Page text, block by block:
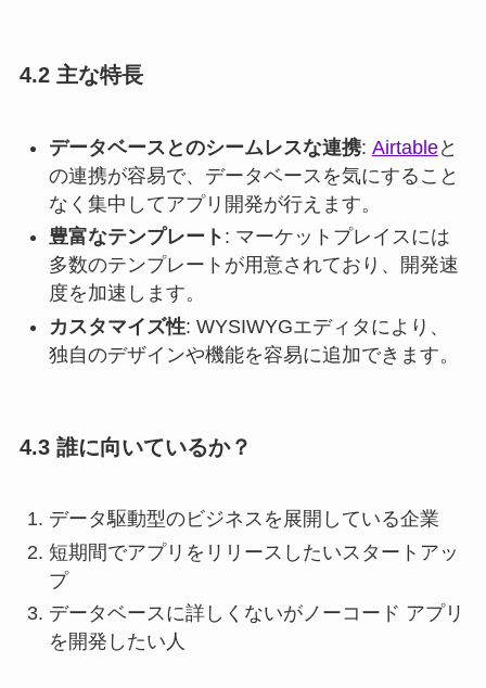
4.2 主な特長
データベースとのシームレスな連携: Airtableと
の連携が容易で、データベースを気にすること
なく集中してアプリ開発が行えます。
豊富なテンプレート : マーケットプレイスには
多数のテンプレートが用意されており、開発速
度を加速します。
カスタマイズ性: WYSIWYGエディタにより、
独自のデザインや機能を容易に追加できます。
4.3 誰に向いているか？
データ駆動型のビジネスを展開している企業
短期間でアプリをリリースしたいスタートアッ
プ
データベースに詳しくないがノーコード アプリ
を開発したい人